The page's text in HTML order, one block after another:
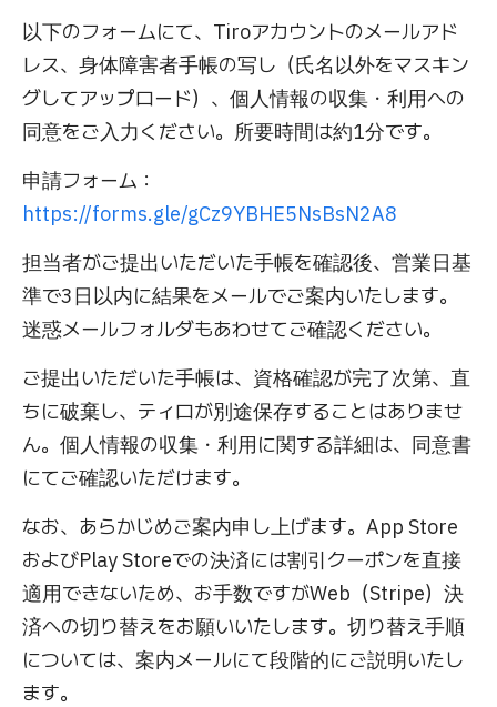
以下のフォームにて、Tiroアカウントのメールアド
レス、身体障害者手帳の写し（氏名以外をマスキン
グしてアップロード）、個人情報の収集・利用への
同意をご入力ください。所要時間は約1分です。
申請フォーム：
https://forms.gle/gCz9YBHE5NsBsN2A8
担当者がご提出いただいた手帳を確認後、営業日基
準で3日以内に結果をメールでご案内いたします。
迷惑メールフォルダもあわせてご確認ください。
ご提出いただいた手帳は、資格確認が完了次第、直
ちに破棄し、ティロが別途保存することはありませ
ん。個人情報の収集・利用に関する詳細は、同意書
にてご確認いただけます。
なお、あらかじめご案内申し上げます。App Store
およびPlay Storeでの決済には割引クーポンを直接
適用できないため、お手数ですがWeb（Stripe）決
済への切り替えをお願いいたします。切り替え手順
については、案内メールにて段階的にご説明いたし
ます。